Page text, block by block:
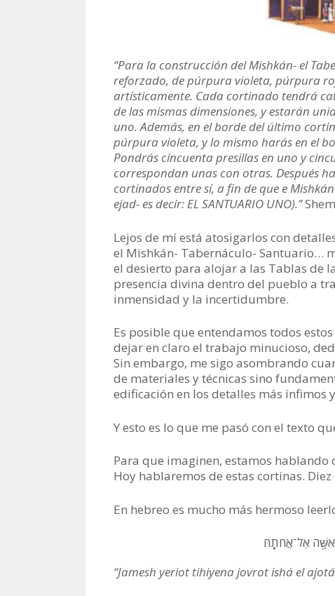
“Para la construcción del Mishkán- el
reforzado, de púrpura violeta, púrpura
artísticamente. Cada cortinado tendrá
de las mismas dimensiones, y estarán
uno. Además, en el borde del último
púrpura violeta, y lo mismo harás en el
Pondrás cincuenta presillas en uno y
correspondan unas con otras. Después
cortinados entre sí, a fin de que e
ejad- es decir: EL SANTUARIO UNO).”
Lejos de mí está atosigarlos con
el Mishkán- Tabernáculo- Santuario…
el desierto para alojar a las Tablas de
presencia divina dentro del pueblo a
inmensidad y la incertidumbre.
Es posible que entendamos todos
dejar en claro el trabajo minucioso,
Sin embargo, me sigo asombrando
de materiales y técnicas sino
edificación en los detalles más ínfimos
Y esto es lo que me pasó con el texto
Para que imaginen, estamos
Hoy hablaremos de estas cortinas.
En hebreo es mucho más hermoso
אֶל־אֲחֹתָֽהּ׃
“Jamesh yeriot tihiyena jovrot ishá el